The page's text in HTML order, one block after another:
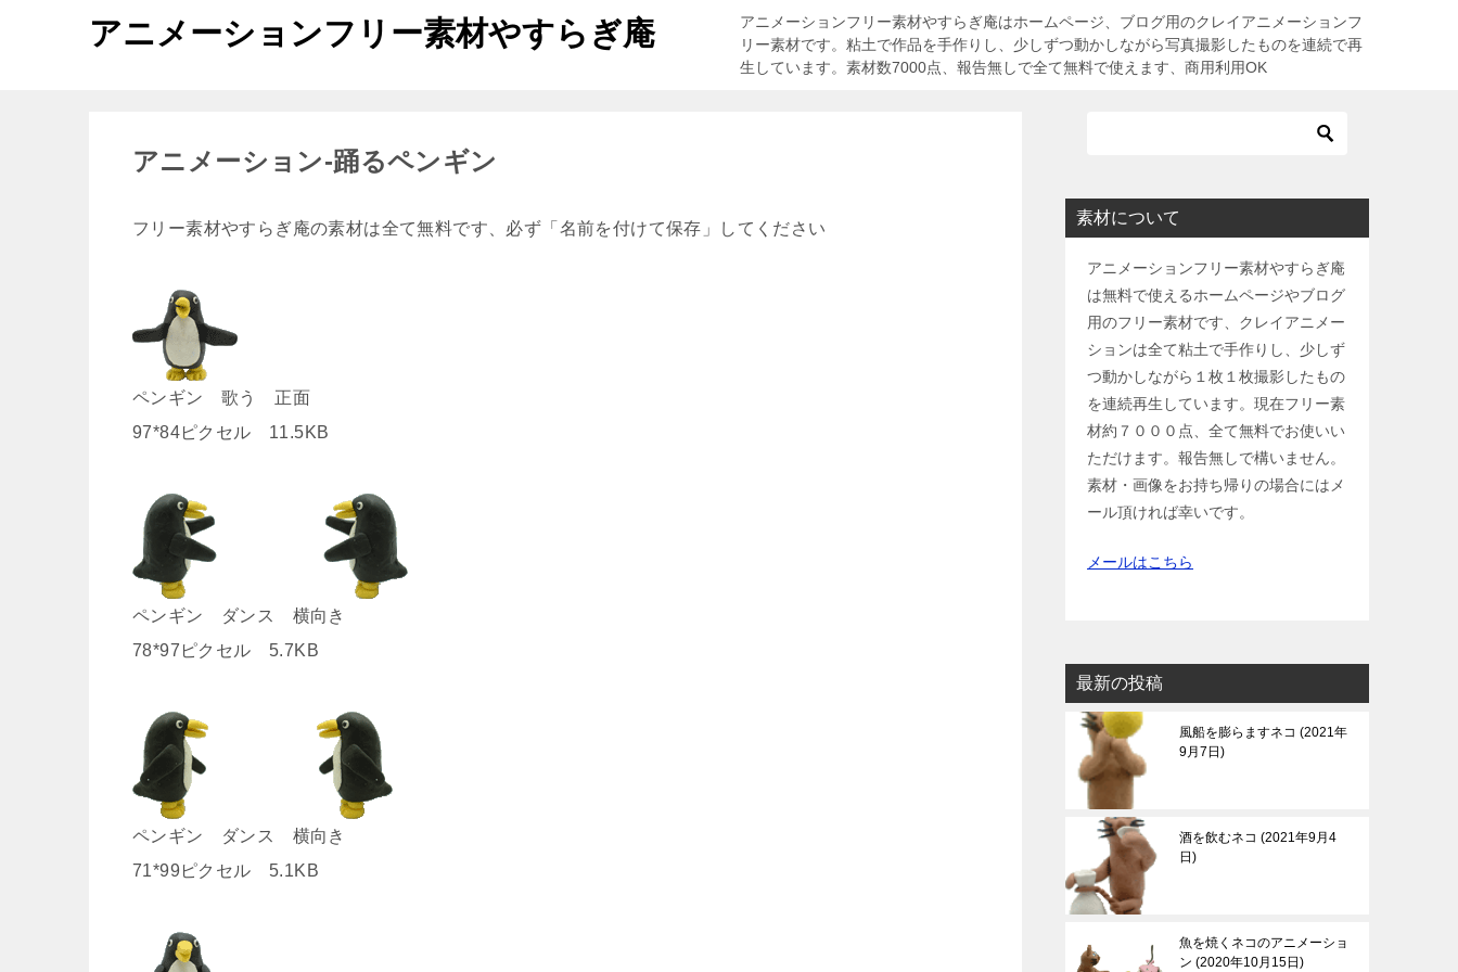
アニメーションフリー素材やすらぎ庵
アニメーションフリー素材やすらぎ庵はホームページ、ブログ用のクレイアニメーションフ
リー素材です。粘土で作品を手作りし、少しずつ動かしながら写真撮影したものを連続で再
生しています。素材数7000点、報告無しで全て無料で使えます、商用利用OK
アニメーション-踊るペンギン
フリー素材やすらぎ庵の素材は全て無料です、必ず「名前を付けて保存」してください
ペンギン 歌う 正面
97*84ピクセル 11.5KB
ペンギン ダンス 横向き
78*97ピクセル 5.7KB
ペンギン ダンス 横向き
71*99ピクセル 5.1KB
素材について
アニメーションフリー素材やすらぎ庵
は無料で使えるホームページやブログ
用のフリー素材です、クレイアニメー
ションは全て粘土で手作りし、少しず
つ動かしながら１枚１枚撮影したもの
を連続再生しています。現在フリー素
材約７０００点、全て無料でお使いい
ただけます。報告無しで構いません。
素材・画像をお持ち帰りの場合にはメ
ール頂ければ幸いです。
メールはこちら
最新の投稿
風船を膨らますネコ
2021年
9月7日
酒を飲むネコ
2021年9月4
日
魚を焼くネコのアニメーショ
ン 2020年10月15日